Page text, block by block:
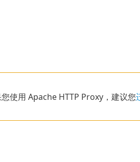
使用 Apache HTTP Proxy，建议您